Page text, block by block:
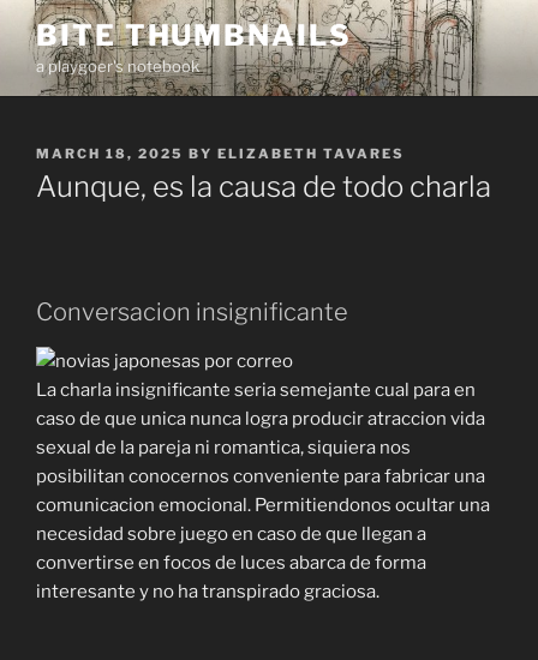
Skip
content
BITE THUMBNAILS
a playgoer's notebook
POSTED
ON
MARCH 18, 2025 BY ELIZABETH TAVARES
Aunque, es la causa de todo charla
Conversacion insignificante
La charla insignificante seria semejante cual para en
caso de que unica nunca logra producir atraccion vida
sexual de la pareja ni romantica, siquiera nos
posibilitan conocernos conveniente para fabricar una
comunicacion emocional. Permitiendonos ocultar una
necesidad sobre juego en caso de que llegan a
convertirse en focos de luces abarca de forma
interesante y no ha transpirado graciosa.